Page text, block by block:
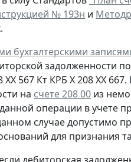
№ 193н и
бухгалтерскими
задолженности
ХХ 567 Кт КРБ Х 208 ХХ
на счете 208 00 из
операции в учете
случае допустимо
для признания